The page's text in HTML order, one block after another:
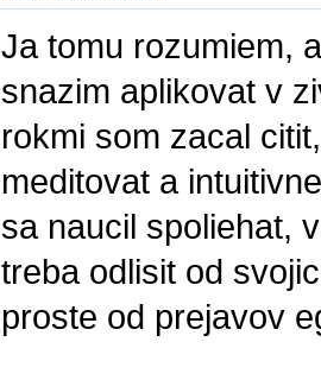
Ja tomu rozumiem,
snazim aplikovat v
rokmi som zacal
meditovat a
sa naucil spoliehat,
treba odlisit od
proste od prejavov